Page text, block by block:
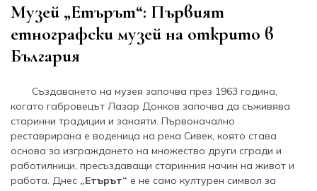
Музей „Етърът“: Първият
етнографски музей на открито в
България
Създаването на музея започва през 1963 година,
когато габровецът Лазар Донков започва да съживява
старинни традиции и занаяти. Първоначално
реставрирана е воденица на река Сивек, която става
основа за изграждането на множество други сгради и
работилници, пресъздаващи старинния начин на живот и
работа. Днес „Етърът“ е не само културен символ за